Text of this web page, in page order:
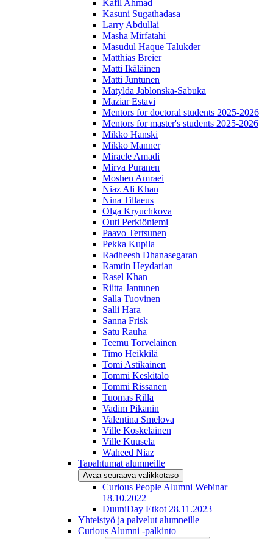
Kafil Ahmad
Kasuni Sugathadasa
Larry Abdullai
Masha Mirfatahi
Masudul Haque Talukder
Matthias Breier
Matti Ikäläinen
Matti Juntunen
Matylda Jablonska-Sabuka
Maziar Estavi
Mentors for doctoral students 2025-2026
Mentors for master's students 2025-2026
Mikko Hanski
Mikko Manner
Miracle Amadi
Mirva Puranen
Moshen Amraei
Niaz Ali Khan
Nina Tillaeus
Olga Kryuchkova
Outi Perkiöniemi
Paavo Tertsunen
Pekka Kupila
Radheesh Dhanasegaran
Ramtin Heydarian
Rasel Khan
Riitta Jantunen
Salla Tuovinen
Salli Hara
Sanna Frisk
Satu Rauha
Teemu Torvelainen
Timo Heikkilä
Tomi Astikainen
Tommi Keskitalo
Tommi Rissanen
Tuomas Rilla
Vadim Pikanin
Valentina Smelova
Ville Koskelainen
Ville Kuusela
Waheed Niaz
Tapahtumat alumneille
Avaa seuraava valikkotaso
Curious People Alumni Webinar
18.10.2022
DuuniDay Etkot 28.11.2023
Yhteistyö ja palvelut alumneille
Curious Alumni -palkinto